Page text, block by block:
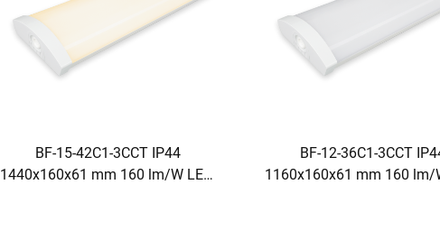
BF-15-42C1-3CCT IP44
1440x160x61 mm 160 lm/W LED-
BF-12-36C1-3CCT
1160x160x61 mm 160 lm/